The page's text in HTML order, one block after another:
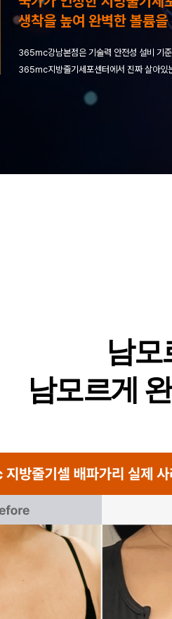
생착을 높여 완벽한 볼륨을
365mc강남본점은 기술력 안전성 설비 기
365mc지방줄기세포센터에서 진짜 살아있
남모
남모르게